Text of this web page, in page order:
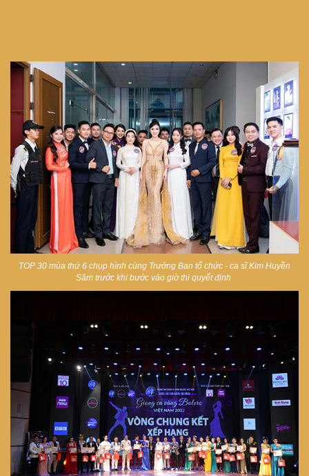
TOP 30 mùa thứ 6 chụp hình cùng Trưởng Ban tổ chức - ca sĩ Kim Huyền
Sâm trước khi bước vào giờ thi quyết định